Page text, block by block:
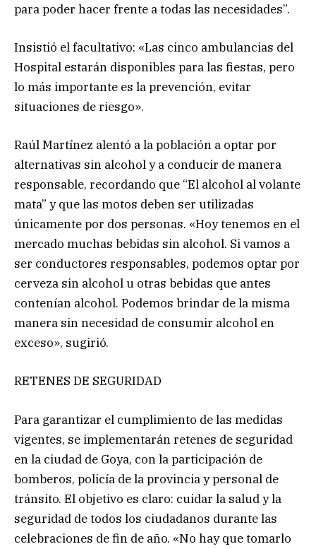
para poder hacer frente a todas las necesidades”.
Insistió el facultativo: «Las cinco ambulancias del
Hospital estarán disponibles para las fiestas, pero
lo más importante es la prevención, evitar
situaciones de riesgo».
Raúl Martínez alentó a la población a optar por
alternativas sin alcohol y a conducir de manera
responsable, recordando que “El alcohol al volante
mata” y que las motos deben ser utilizadas
únicamente por dos personas. «Hoy tenemos en el
mercado muchas bebidas sin alcohol. Si vamos a
ser conductores responsables, podemos optar por
cerveza sin alcohol u otras bebidas que antes
contenían alcohol. Podemos brindar de la misma
manera sin necesidad de consumir alcohol en
exceso», sugirió.
RETENES DE SEGURIDAD
Para garantizar el cumplimiento de las medidas
vigentes, se implementarán retenes de seguridad
en la ciudad de Goya, con la participación de
bomberos, policía de la provincia y personal de
tránsito. El objetivo es claro: cuidar la salud y la
seguridad de todos los ciudadanos durante las
celebraciones de fin de año. «No hay que tomarlo